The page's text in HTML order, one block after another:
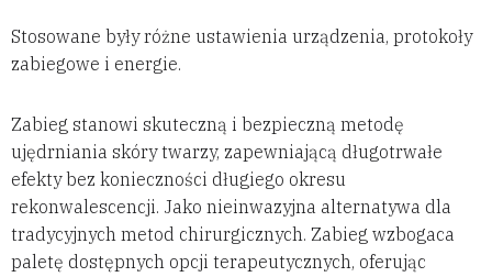
Stosowane były różne ustawienia urządzenia, protokoły
zabiegowe i energie.
Zabieg stanowi skuteczną i bezpieczną metodę
ujędrniania skóry twarzy, zapewniającą długotrwałe
efekty bez konieczności długiego okresu
rekonwalescencji. Jako nieinwazyjna alternatywa dla
tradycyjnych metod chirurgicznych. Zabieg wzbogaca
paletę dostępnych opcji terapeutycznych, oferując